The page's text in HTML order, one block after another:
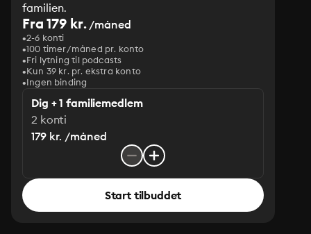
familien.
Fra 179 kr./måned
2-6 konti
100 timer/måned pr. konto
Fri lytning til podcasts
Kun 39 kr. pr. ekstra konto
Ingen binding
Dig + 1 familiemedlem
2 konti
179 kr. /måned
Start tilbuddet